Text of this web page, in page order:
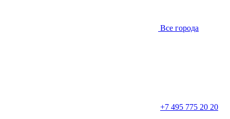
Все города
+7 495 775 20 20